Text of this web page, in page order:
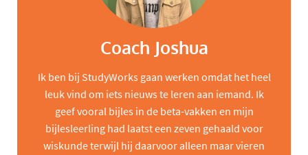
Coach Joshua
Ik ben bij StudyWorks gaan werken omdat het heel
leuk vind om iets nieuws te leren aan iemand. Ik
geef vooral bijles in de beta-vakken en mijn
bijlesleerling had laatst een zeven gehaald voor
wiskunde terwijl hij daarvoor alleen maar vieren